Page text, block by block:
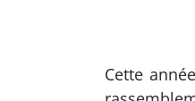
Cette